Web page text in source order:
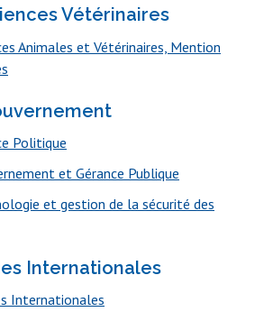
Vétérinaires
Animales et Vétérinaires, Mention
Politique
et Gérance Publique
et gestion de la sécurité des
Internationales
Internationales